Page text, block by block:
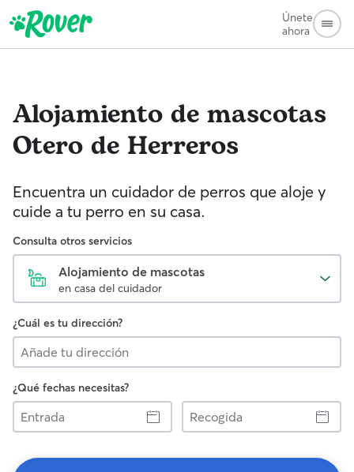
Únete
ahora
Alojamiento de mascotas
Otero de Herreros
Encuentra un cuidador de perros que aloje y
cuide a tu perro en su casa.
Consulta otros servicios
Alojamiento de mascotas
en casa del cuidador
¿Cuál es tu dirección?
¿Qué fechas necesitas?
Entrada
Recogida